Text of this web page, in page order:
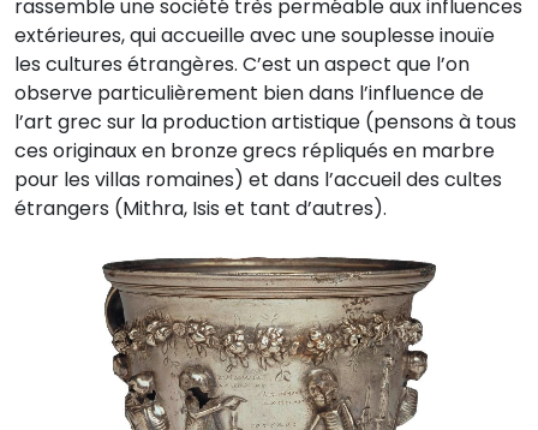
rassemble une société très perméable aux influences
extérieures, qui accueille avec une souplesse inouïe
les cultures étrangères. C’est un aspect que l’on
observe particulièrement bien dans l’influence de
l’art grec sur la production artistique (pensons à tous
ces originaux en bronze grecs répliqués en marbre
pour les villas romaines) et dans l’accueil des cultes
étrangers (Mithra, Isis et tant d’autres).